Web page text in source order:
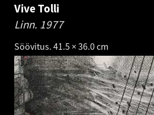
Vive Tolli
Linn. 1977
Söövitus. 41.5 × 36.0 cm